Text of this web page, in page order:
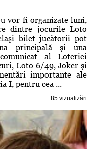
vor fi organizate luni,
dintre jocurile Loto
bilet jucătorii pot
principală şi una
al Loteriei
Loto 6/49, Joker şi
importante ale
I, pentru cea ...
85 vizualizări